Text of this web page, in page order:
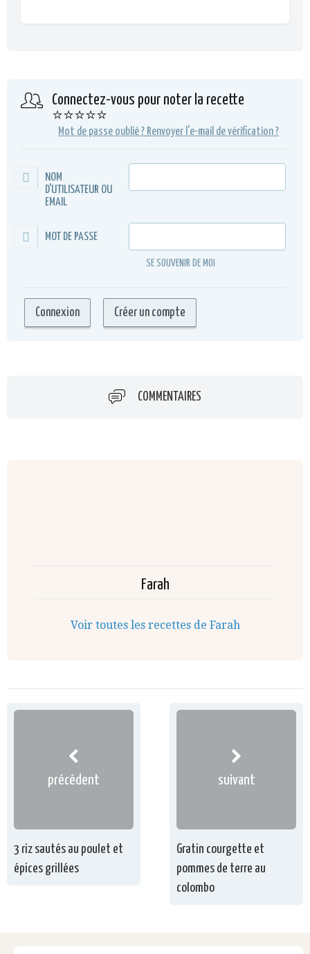
Connectez-vous pour noter la recette
⭐⭐⭐⭐⭐
Mot de passe oublié ? Renvoyer l'e-mail de vérification ?
NOM
D'UTILISATEUR OU
EMAIL
MOT DE PASSE
SE SOUVENIR DE MOI
COMMENTAIRES
Farah
Voir toutes les recettes de Farah
précédent
3 riz sautés au poulet et
épices grillées
suivant
Gratin courgette et
pommes de terre au
colombo